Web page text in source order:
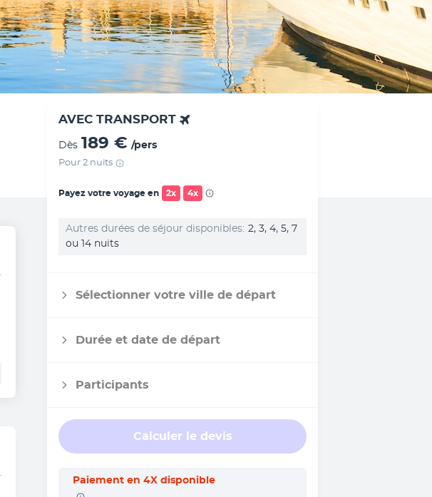
AVEC TRANSPORT
Dès 189 € /pers
Pour 2 nuits
Payez votre voyage en 2x 4x
Autres durées de séjour disponibles 2, 3, 4, 5, 7
ou 14 nuits
Sélectionner votre ville de départ
Durée et date de départ
Participants
Calculer le devis
Paiement en 4X disponible